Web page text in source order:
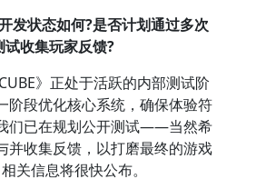
发状态如何?是否计划通过多次
试收集玩家反馈?
》正处于活跃的内部测试阶
阶段优化核心系统，确保体验符
们已在规划公开测试——当然希
并收集反馈，以打磨最终的游戏
关信息将很快公布。